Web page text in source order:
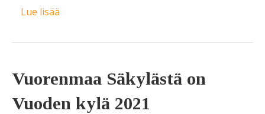
Lue lisää
Vuorenmaa Säkylästä on
Vuoden kylä 2021